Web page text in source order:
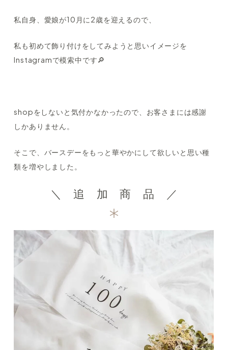
私自身、愛娘が10月に2歳を迎えるので、
私も初めて飾り付けをしてみようと思いイメージを
Instagramで模索中です🔎
shopをしないと気付かなかったので、お客さまには感謝
しかありません。
そこで、バースデーをもっと華やかにして欲しいと思い種
類を増やしました。
＼ 追 加 商 品 ／